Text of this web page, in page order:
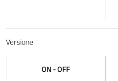
Versione
ON - OFF